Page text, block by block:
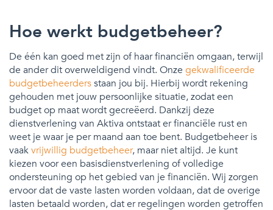
Hoe werkt budgetbeheer?
De één kan goed met zijn of haar financiën omgaan, terwijl
de ander dit overweldigend vindt. Onze gekwalificeerde
budgetbeheerdersstaan jou bij. Hierbij wordt rekening
gehouden met jouw persoonlijke situatie, zodat een
budget op maat wordt gecreëerd. Dankzij deze
dienstverlening van Aktiva ontstaat er financiële rust en
weet je waar je per maand aan toe bent. Budgetbeheer is
vaakvrijwillig budgetbeheer, maar niet altijd. Je kunt
kiezen voor een basisdienstverlening of volledige
ondersteuning op het gebied van je financiën. Wij zorgen
ervoor dat de vaste lasten worden voldaan, dat de overige
lasten betaald worden, dat er regelingen worden getroffen